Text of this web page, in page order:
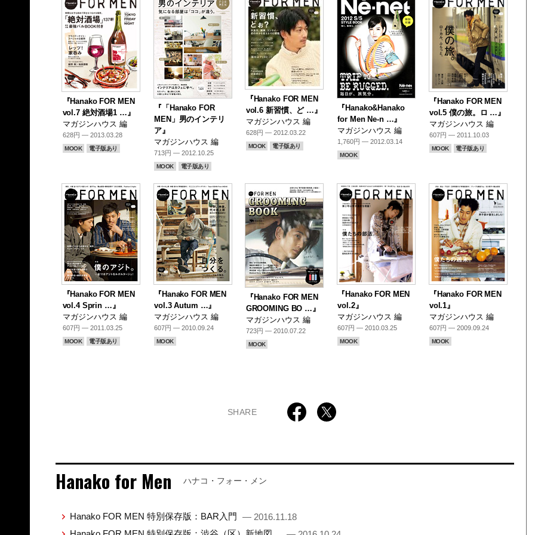
『Hanako FOR MEN
vol.7 絶対酒場1 …』
マガジンハウス 編
628円 — 2013.03.28
MOOK 電子版あり
『「Hanako FOR
MEN」男のインテリ
ア』
マガジンハウス 編
713円 — 2012.10.25
MOOK 電子版あり
『Hanako FOR MEN
vol.6 新習慣、ど …』
マガジンハウス 編
628円 — 2012.03.22
MOOK 電子版あり
『Hanako&Hanako
for Men Ne-n …』
マガジンハウス 編
1,760円 — 2012.03.14
MOOK
『Hanako FOR MEN
vol.5 僕の旅。ロ …』
マガジンハウス 編
607円 — 2011.10.03
MOOK 電子版あり
『Hanako FOR MEN
vol.4 Sprin …』
マガジンハウス 編
607円 — 2011.03.25
MOOK 電子版あり
『Hanako FOR MEN
vol.3 Autum …』
マガジンハウス 編
607円 — 2010.09.24
MOOK
『Hanako FOR MEN
GROOMING BO …』
マガジンハウス 編
723円 — 2010.07.22
MOOK
『Hanako FOR MEN
vol.2』
マガジンハウス 編
607円 — 2010.03.25
MOOK
『Hanako FOR MEN
vol.1』
マガジンハウス 編
607円 — 2009.09.24
MOOK
SHARE
Hanako for Men ハナコ・フォー・メン
Hanako FOR MEN 特別保存版：BAR入門 — 2016.11.18